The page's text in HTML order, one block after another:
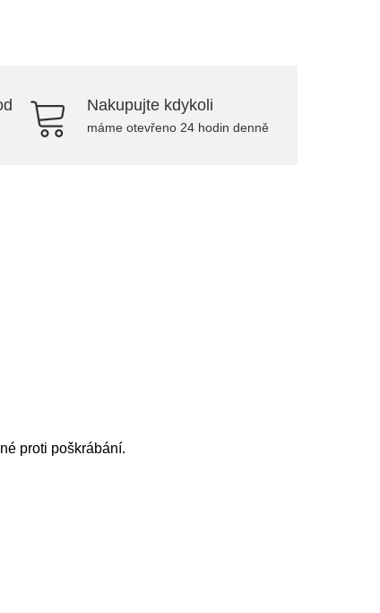
Nakupujte kdykoli
máme otevřeno 24 hodin denně
proti poškrábání.